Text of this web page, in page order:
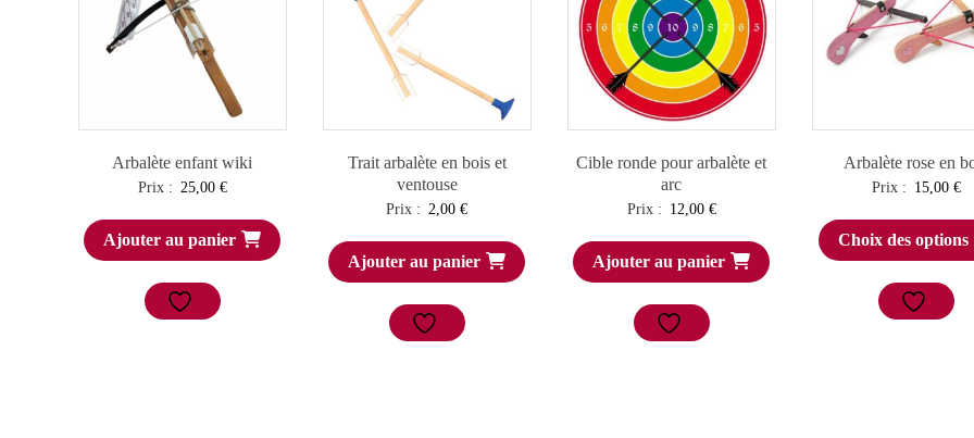
Arbalète enfant wiki
Prix : 25,00 €
Ajouter au panier
Trait arbalète en bois et
ventouse
Prix : 2,00€
Ajouter au panier
Cible ronde pour arbalète et
arc
Prix : 12,00 €
Ajouter au panier
Arbalète rose en
Prix : 15,00 €
Choix des options